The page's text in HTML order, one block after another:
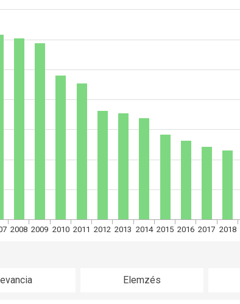
2008 2009 2010 2011 2012 2013 2014 2015 2016 2017 2018
Elemzés